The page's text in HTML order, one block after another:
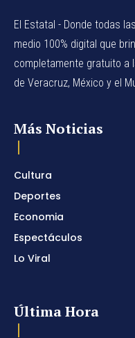
El Estatal - Donde todas
medio 100% digital que
completamente gratuito a
de Veracruz, México y el
Más Noticias
Cultura
Deportes
Economia
Espectáculos
Lo Viral
Última Hora